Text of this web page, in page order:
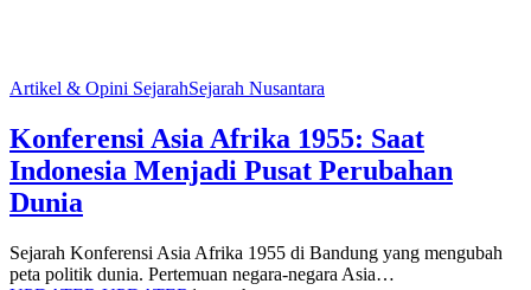
Artikel & Opini SejarahSejarah Nusantara
Konferensi Asia Afrika 1955: Saat
Indonesia Menjadi Pusat Perubahan
Dunia
Sejarah Konferensi Asia Afrika 1955 di Bandung yang mengubah
peta politik dunia. Pertemuan negara-negara Asia…